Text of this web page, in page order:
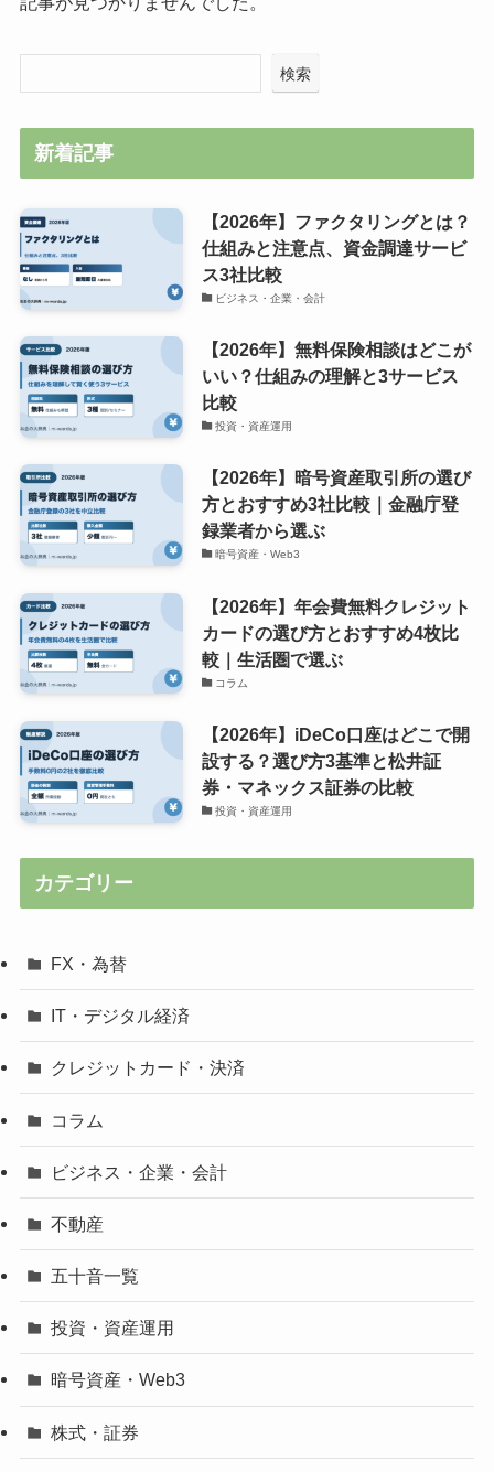
検索
新着記事
【2026年】ファクタリングとは？
仕組みと注意点、資金調達サービ
ス3社比較
ビジネス・企業・会計
【2026年】無料保険相談はどこが
いい？仕組みの理解と3サービス
比較
投資・資産運用
【2026年】暗号資産取引所の選び
方とおすすめ3社比較｜金融庁登
録業者から選ぶ
暗号資産・Web3
【2026年】年会費無料クレジット
カードの選び方とおすすめ4枚比
較｜生活圏で選ぶ
コラム
【2026年】iDeCo口座はどこで開
設する？選び方3基準と松井証
券・マネックス証券の比較
投資・資産運用
カテゴリー
FX・為替
IT・デジタル経済
クレジットカード・決済
コラム
ビジネス・企業・会計
不動産
五十音一覧
投資・資産運用
暗号資産・Web3
株式・証券